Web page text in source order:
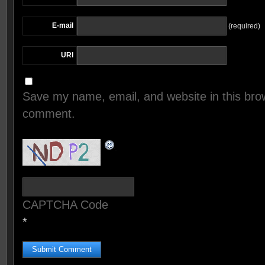
E-mail (required)
URI
Save my name, email, and website in this
comment.
CAPTCHA Code
*